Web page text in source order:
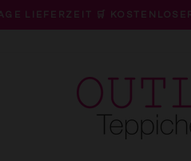
LIEFERZEIT 🛒